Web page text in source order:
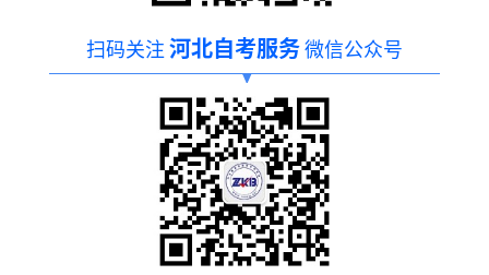
扫码关注 河北自考服务 微信公众号